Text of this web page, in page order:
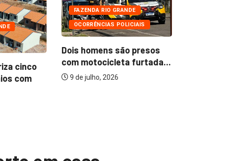
cinco
com
FAZENDA RIO GRANDE
OCORRÊNCIAS POLICIAIS
Dois homens são presos
com motocicleta furtada...
9 de julho, 2026